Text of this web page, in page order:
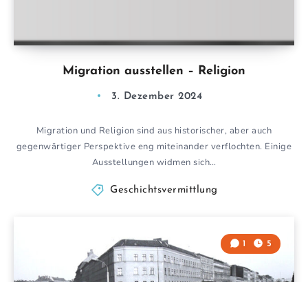
Migration ausstellen – Religion
3. Dezember 2024
Migration und Religion sind aus historischer, aber auch
gegenwärtiger Perspektive eng miteinander verflochten. Einige
Ausstellungen widmen sich…
Geschichtsvermittlung
1 5